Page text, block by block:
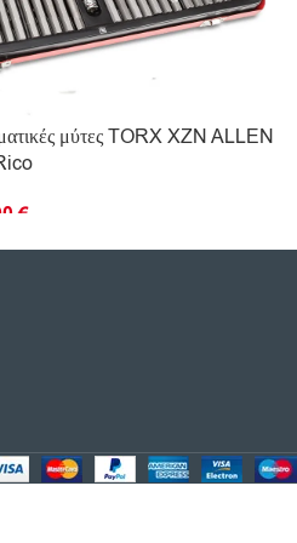
μύτες TORX XZN ALLEN
€
ΚΑΛΆΘΙ